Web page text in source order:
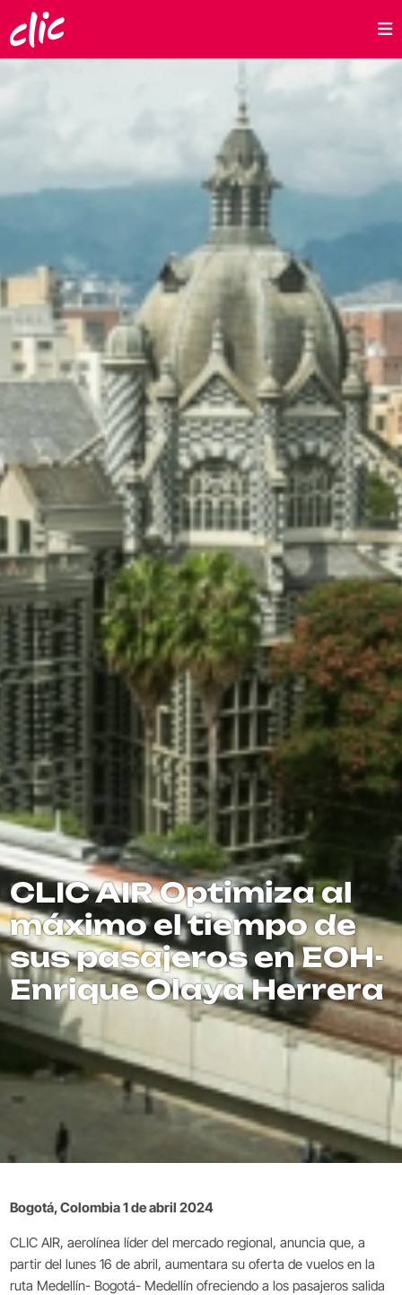
CLIC AIR Optimiza al
máximo el tiempo de
sus pasajeros en EOH-
Enrique Olaya Herrera
Bogotá, Colombia 1 de abril 2024
CLIC AIR, aerolínea líder del mercado regional, anuncia que, a
partir del lunes 16 de abril, aumentara su oferta de vuelos en la
ruta Medellín- Bogotá- Medellín ofreciendo a los pasajeros salida